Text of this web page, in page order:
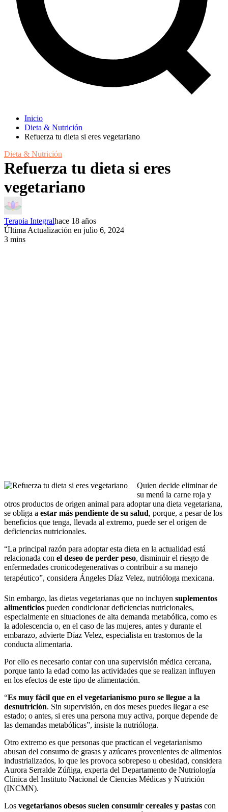
Inicio
Dieta & Nutrición
Refuerza tu dieta si eres vegetariano
Dieta & Nutrición
Refuerza tu dieta si eres
vegetariano
Terapia Integralhace 18 años
Última Actualización en julio 6, 2024
3 mins
Quien decide eliminar de
su menú la carne roja y
otros productos de origen animal para adoptar una dieta vegetariana,
se obliga a estar más pendiente de su salud, porque, a pesar de los
beneficios que tenga, llevada al extremo, puede ser el origen de
deficiencias nutricionales.
“La principal razón para adoptar esta dieta en la actualidad está
relacionada con el deseo de perder peso, disminuir el riesgo de
enfermedades cronicodegenerativas o contribuir a su manejo
terapéutico”, considera Ángeles Díaz Velez, nutrióloga mexicana.
Sin embargo, las dietas vegetarianas que no incluyen suplementos
alimenticios pueden condicionar deficiencias nutricionales,
especialmente en situaciones de alta demanda metabólica, como es
la adolescencia o, en el caso de las mujeres, antes y durante el
embarazo, advierte Díaz Velez, especialista en trastornos de la
conducta alimentaria.
Por ello es necesario contar con una supervisión médica cercana,
porque tanto la edad como las actividades que se realizan influyen
en los efectos de este tipo de alimentación.
“Es muy fácil que en el vegetarianismo puro se llegue a la
desnutrición. Sin supervisión, en dos meses puedes llegar a ese
estado; o antes, si eres una persona muy activa, porque depende de
las demandas metabólicas”, insiste la nutrióloga.
Otro extremo es que personas que practican el vegetarianismo
abusan del consumo de grasas y azúcares provenientes de alimentos
industrializados, lo que les provoca sobrepeso u obesidad, considera
Aurora Serralde Zúñiga, experta del Departamento de Nutriología
Clínica del Instituto Nacional de Ciencias Médicas y Nutrición
(INCMN).
Los vegetarianos obesos suelen consumir cereales y pastas con